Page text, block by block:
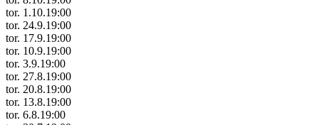
tor. 1.10.19:00
tor. 24.9.19:00
tor. 17.9.19:00
tor. 10.9.19:00
tor. 3.9.19:00
tor. 27.8.19:00
tor. 20.8.19:00
tor. 13.8.19:00
tor. 6.8.19:00